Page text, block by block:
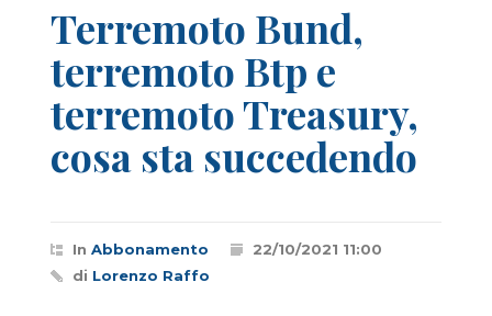
Terremoto Bund,
terremoto Btp e
terremoto Treasury,
cosa sta succedendo
In Abbonamento
22/10/2021 11:00
di Lorenzo Raffo